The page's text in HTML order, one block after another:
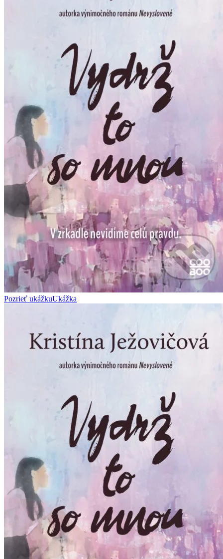
Pozrieť ukážkuUkážka